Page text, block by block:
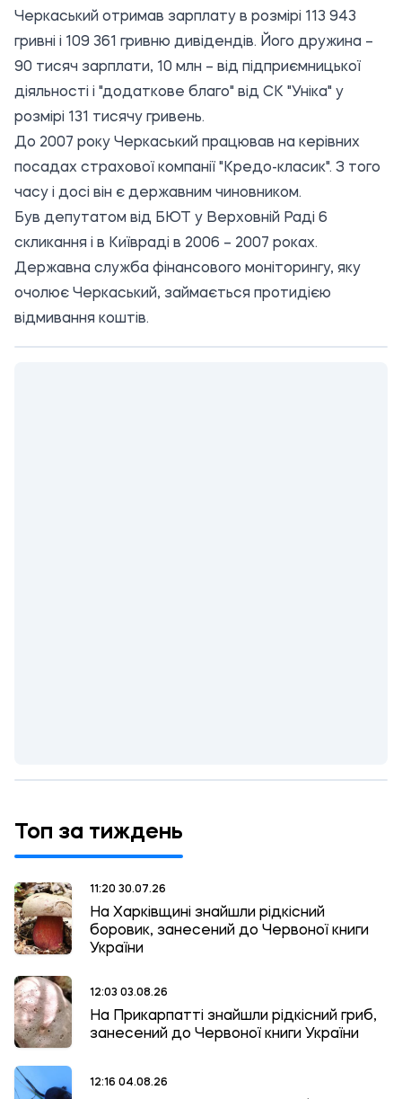
Черкаський отримав зарплату в розмірі 113 943
гривні і 109 361 гривню дивідендів. Його дружина –
90 тисяч зарплати, 10 млн – від підприємницької
діяльності і "додаткове благо" від СК "Уніка" у
розмірі 131 тисячу гривень.
До 2007 року Черкаський працював на керівних
посадах страхової компанії "Кредо-класик". З того
часу і досі він є державним чиновником.
Був депутатом від БЮТ у Верховній Раді 6
скликання і в Київраді в 2006 – 2007 роках.
Державна служба фінансового моніторингу, яку
очолює Черкаський, займається протидією
відмивання коштів.
Топ за тиждень
11:20 30.07.26
На Харківщині знайшли рідкісний
боровик, занесений до Червоної книги
України
12:03 03.08.26
На Прикарпатті знайшли рідкісний гриб,
занесений до Червоної книги України
12:16 04.08.26